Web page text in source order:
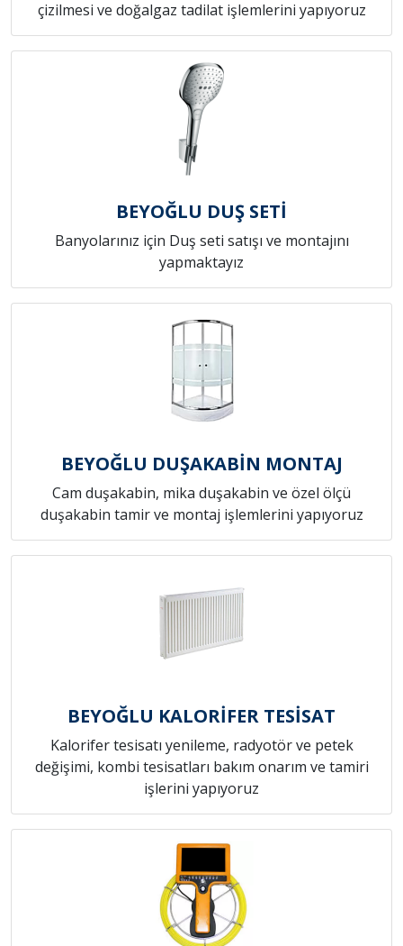
çizilmesi ve doğalgaz tadilat işlemlerini yapıyoruz
BEYOĞLU DUŞ SETİ
Banyolarınız için Duş seti satışı ve montajını
yapmaktayız
BEYOĞLU DUŞAKABİN MONTAJ
Cam duşakabin, mika duşakabin ve özel ölçü
duşakabin tamir ve montaj işlemlerini yapıyoruz
BEYOĞLU KALORİFER TESİSAT
Kalorifer tesisatı yenileme, radyotör ve petek
değişimi, kombi tesisatları bakım onarım ve tamiri
işlerini yapıyoruz